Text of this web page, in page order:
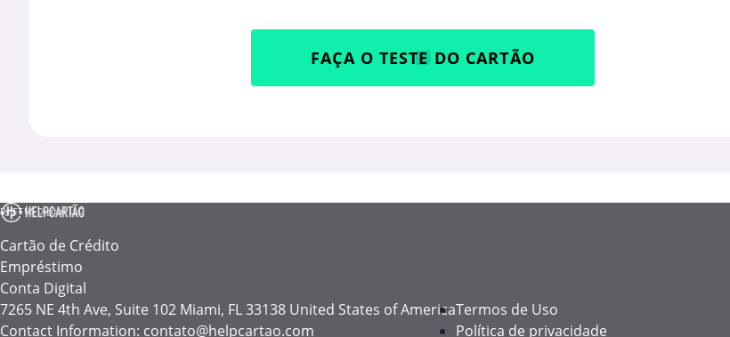
FAÇA O TESTE DO CARTÃO
By ETUS Digital LLC
Cartão de Crédito
Empréstimo
Conta Digital
7265 NE 4th Ave, Suite 102 Miami, FL 33138 United States of America
Contact Information: contato@helpcartao.com
Termos de Uso
Política de privacidade